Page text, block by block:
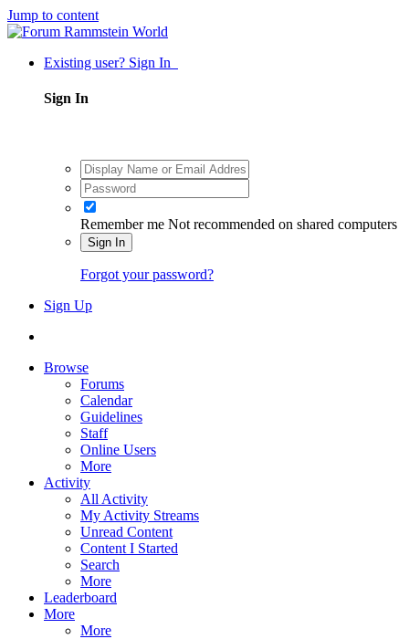
Jump to content
Existing user? Sign In
Sign In
Remember me Not recommended on shared computers
Sign In
Forgot your password?
Sign Up
Browse
Forums
Calendar
Guidelines
Staff
Online Users
More
Activity
All Activity
My Activity Streams
Unread Content
Content I Started
Search
More
Leaderboard
More
More